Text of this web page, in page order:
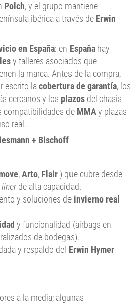
Polch, y el grupo mantiene
ibérica a través de Erwin
en España: en España hay
y talleres asociados que
la marca. Antes de la compra,
escrito la cobertura de garantía, los
cercanos y los plazos del chasis
compatibilidades de MMA y plazas
real.
+ Bischoff
,Arto, Flair) que cubre desde
linerde alta capacidad.
y soluciones de invierno real
y funcionalidad (airbags en
de bodegas).
y respaldo del Erwin Hymer
a la media; algunas